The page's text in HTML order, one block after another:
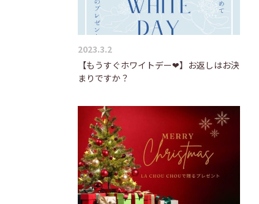
2023.3.2
【もうすぐホワイトデー❤】お返しはお決
まりですか？